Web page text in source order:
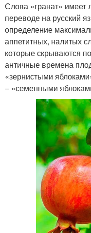
Слова «гранат» имеет
переводе на русский
определение
аппетитных, налитых
которые скрываются
античные времена
«зернистыми
– «семенными